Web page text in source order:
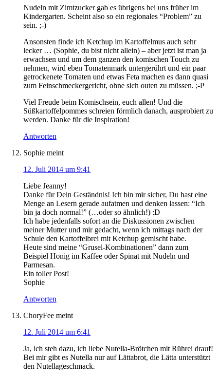
Nudeln mit Zimtzucker gab es übrigens bei uns früher im
Kindergarten. Scheint also so ein regionales “Problem” zu
sein. ;-)
Ansonsten finde ich Ketchup im Kartoffelmus auch sehr
lecker … (Sophie, du bist nicht allein) – aber jetzt ist man ja
erwachsen und um dem ganzen den komischen Touch zu
nehmen, wird eben Tomatenmark untergerührt und ein paar
getrockenete Tomaten und etwas Feta machen es dann quasi
zum Feinschmeckergericht, ohne sich outen zu müssen. ;-P
Viel Freude beim Komischsein, euch allen! Und die
Süßkartoffelpommes schreien förmlich danach, ausprobiert zu
werden. Danke für die Inspiration!
Antworten
Sophie meint
12. Juli 2014 um 9:41
Liebe Jeanny!
Danke für Dein Geständnis! Ich bin mir sicher, Du hast eine
Menge an Lesern gerade aufatmen und denken lassen: “Ich
bin ja doch normal!” (…oder so ähnlich!) :D
Ich habe jedenfalls sofort an die Diskussionen zwischen
meiner Mutter und mir gedacht, wenn ich mittags nach der
Schule den Kartoffelbrei mit Ketchup gemischt habe.
Heute sind meine “Grusel-Kombinationen” dann zum
Beispiel Honig im Kaffee oder Spinat mit Nudeln und
Parmesan.
Ein toller Post!
Sophie
Antworten
ChoryFee meint
12. Juli 2014 um 6:41
Ja, ich steh dazu, ich liebe Nutella-Brötchen mit Rührei drauf!
Bei mir gibt es Nutella nur auf Lättabrot, die Lätta unterstützt
den Nutellageschmack.